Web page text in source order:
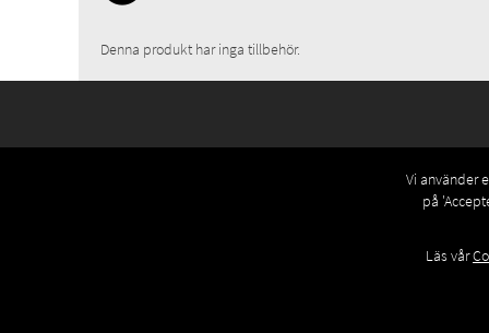
Denna produkt har inga tillbehör.
Vi använder
på
Läs vår